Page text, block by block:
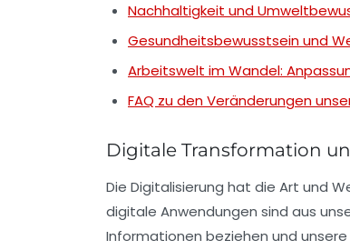
Nachhaltigkeit und
Gesundheitsbewusstsein und
Arbeitswelt im Wandel:
FAQ zu den Veränderungen
Digitale Transformation
Die Digitalisierung hat die Art und
digitale Anwendungen sind aus
Informationen beziehen und